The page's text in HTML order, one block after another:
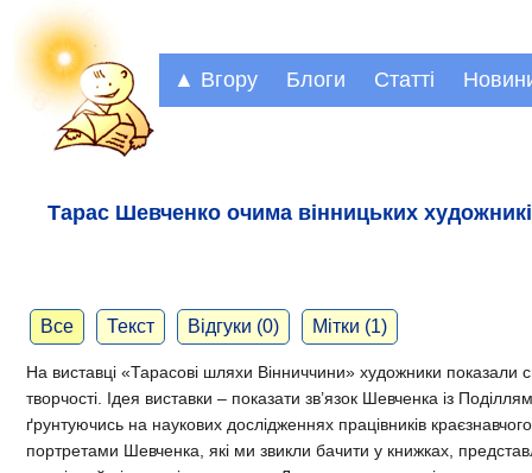
▲ Вгору Блоги Статті
Тарас Шевченко очима вінницьких
Все Текст Відгуки (0) Мітки (1)
На виставці «Тарасові шляхи Вінниччини» художники показали
творчості. Ідея виставки – показати зв’язок Шевченка із
ґрунтуючись на наукових дослідженнях працівників
портретами Шевченка, які ми звикли бачити у книжках,